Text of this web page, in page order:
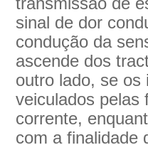
sinal de dor
condução da
ascende dos
outro lado, se os
veiculados pelas
corrente,
com a finalidade